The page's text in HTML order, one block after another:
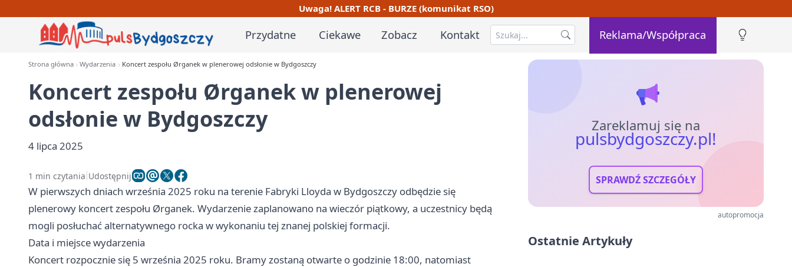
Uwaga! ALERT RCB - BURZE (komunikat RSO)
Przydatne Ciekawe Zobacz Kontakt Reklama/Współpraca
Strona główna Wydarzenia Koncert zespołu Ørganek w plenerowej odsłonie w Bydgoszczy
Koncert zespołu Ørganek w plenerowej
odsłonie w Bydgoszczy
4 lipca 2025
1 min czytania Udostępnij
W pierwszych dniach września 2025 roku na terenie Fabryki Lloyda w Bydgoszczy odbędzie się
plenerowy koncert zespołu Ørganek. Wydarzenie zaplanowano na wieczór piątkowy, a uczestnicy będą
mogli posłuchać alternatywnego rocka w wykonaniu tej znanej polskiej formacji.
Data i miejsce wydarzenia
Koncert rozpocznie się 5 września 2025 roku. Bramy zostaną otwarte o godzinie 18:00, natomiast
Zareklamuj się na
pulsbydgoszczy.pl!
SPRAWDŹ SZCZEGÓŁY
autopromocja
Ostatnie Artykuły